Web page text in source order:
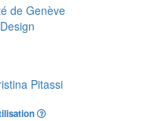
de Genève
Pitassi